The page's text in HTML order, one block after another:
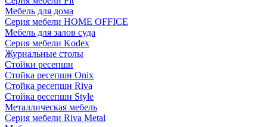
Мебель для дома
Серия мебели HOME OFFICE
Мебель для залов суда
Серия мебели Kodex
Журнальные столы
Стойки ресепшн
Стойка ресепшн Onix
Стойка ресепшн Riva
Стойка ресепшн Style
Металлическая мебель
Серия мебели Riva Metal